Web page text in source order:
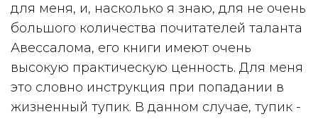
для меня, и, насколько я знаю, для не очень
большого количества почитателей таланта
Авессалома, его книги имеют очень
высокую практическую ценность. Для меня
это словно инструкция при попадании в
жизненный тупик. В данном случае, тупик -